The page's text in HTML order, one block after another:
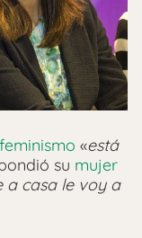
feminismo «está
su mujer
a casa le voy a